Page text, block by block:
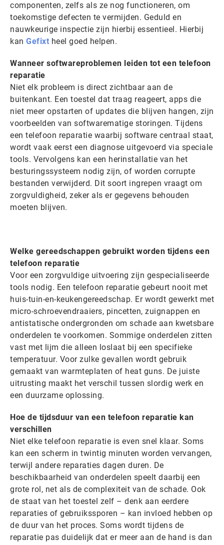
componenten, zelfs als ze nog functioneren, om
toekomstige defecten te vermijden. Geduld en
nauwkeurige inspectie zijn hierbij essentieel. Hierbij
kan Gefixt heel goed helpen.
Wanneer softwareproblemen leiden tot een telefoon
reparatie
Niet elk probleem is direct zichtbaar aan de
buitenkant. Een toestel dat traag reageert, apps die
niet meer opstarten of updates die blijven hangen, zijn
voorbeelden van softwarematige storingen. Tijdens
een telefoon reparatie waarbij software centraal staat,
wordt vaak eerst een diagnose uitgevoerd via speciale
tools. Vervolgens kan een herinstallatie van het
besturingssysteem nodig zijn, of worden corrupte
bestanden verwijderd. Dit soort ingrepen vraagt om
zorgvuldigheid, zeker als er gegevens behouden
moeten blijven.
Welke gereedschappen gebruikt worden tijdens een
telefoon reparatie
Voor een zorgvuldige uitvoering zijn gespecialiseerde
tools nodig. Een telefoon reparatie gebeurt nooit met
huis-tuin-en-keukengereedschap. Er wordt gewerkt met
micro-schroevendraaiers, pincetten, zuignappen en
antistatische ondergronden om schade aan kwetsbare
onderdelen te voorkomen. Sommige onderdelen zitten
vast met lijm die alleen loslaat bij een specifieke
temperatuur. Voor zulke gevallen wordt gebruik
gemaakt van warmteplaten of heat guns. De juiste
uitrusting maakt het verschil tussen slordig werk en
een duurzame oplossing.
Hoe de tijdsduur van een telefoon reparatie kan
verschillen
Niet elke telefoon reparatie is even snel klaar. Soms
kan een scherm in twintig minuten worden vervangen,
terwijl andere reparaties dagen duren. De
beschikbaarheid van onderdelen speelt daarbij een
grote rol, net als de complexiteit van de schade. Ook
de staat van het toestel zelf – denk aan eerdere
reparaties of gebruikssporen – kan invloed hebben op
de duur van het proces. Soms wordt tijdens de
reparatie pas duidelijk dat er meer aan de hand is dan